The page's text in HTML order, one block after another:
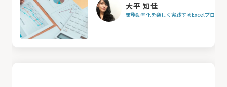
大平 知佳
業務効率化を楽しく実践するExcelプロフェ